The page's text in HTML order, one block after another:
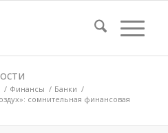
/ Финансы / Банки /
сомнительная финансовая